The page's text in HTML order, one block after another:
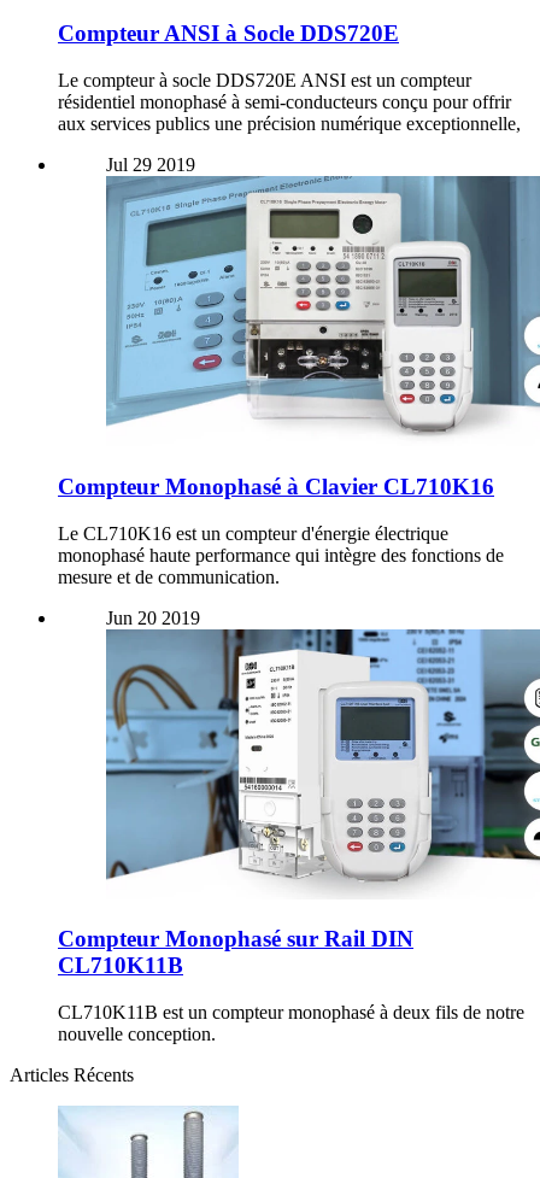
Compteur ANSI à Socle DDS720E
Le compteur à socle DDS720E ANSI est un compteur
résidentiel monophasé à semi-conducteurs conçu pour offrir
aux services publics une précision numérique exceptionnelle,
Jul 29 2019
Compteur Monophasé à Clavier CL710K16
Le CL710K16 est un compteur d'énergie électrique
monophasé haute performance qui intègre des fonctions de
mesure et de communication.
Jun 20 2019
Compteur Monophasé sur Rail DIN
CL710K11B
CL710K11B est un compteur monophasé à deux fils de notre
nouvelle conception.
Articles Récents